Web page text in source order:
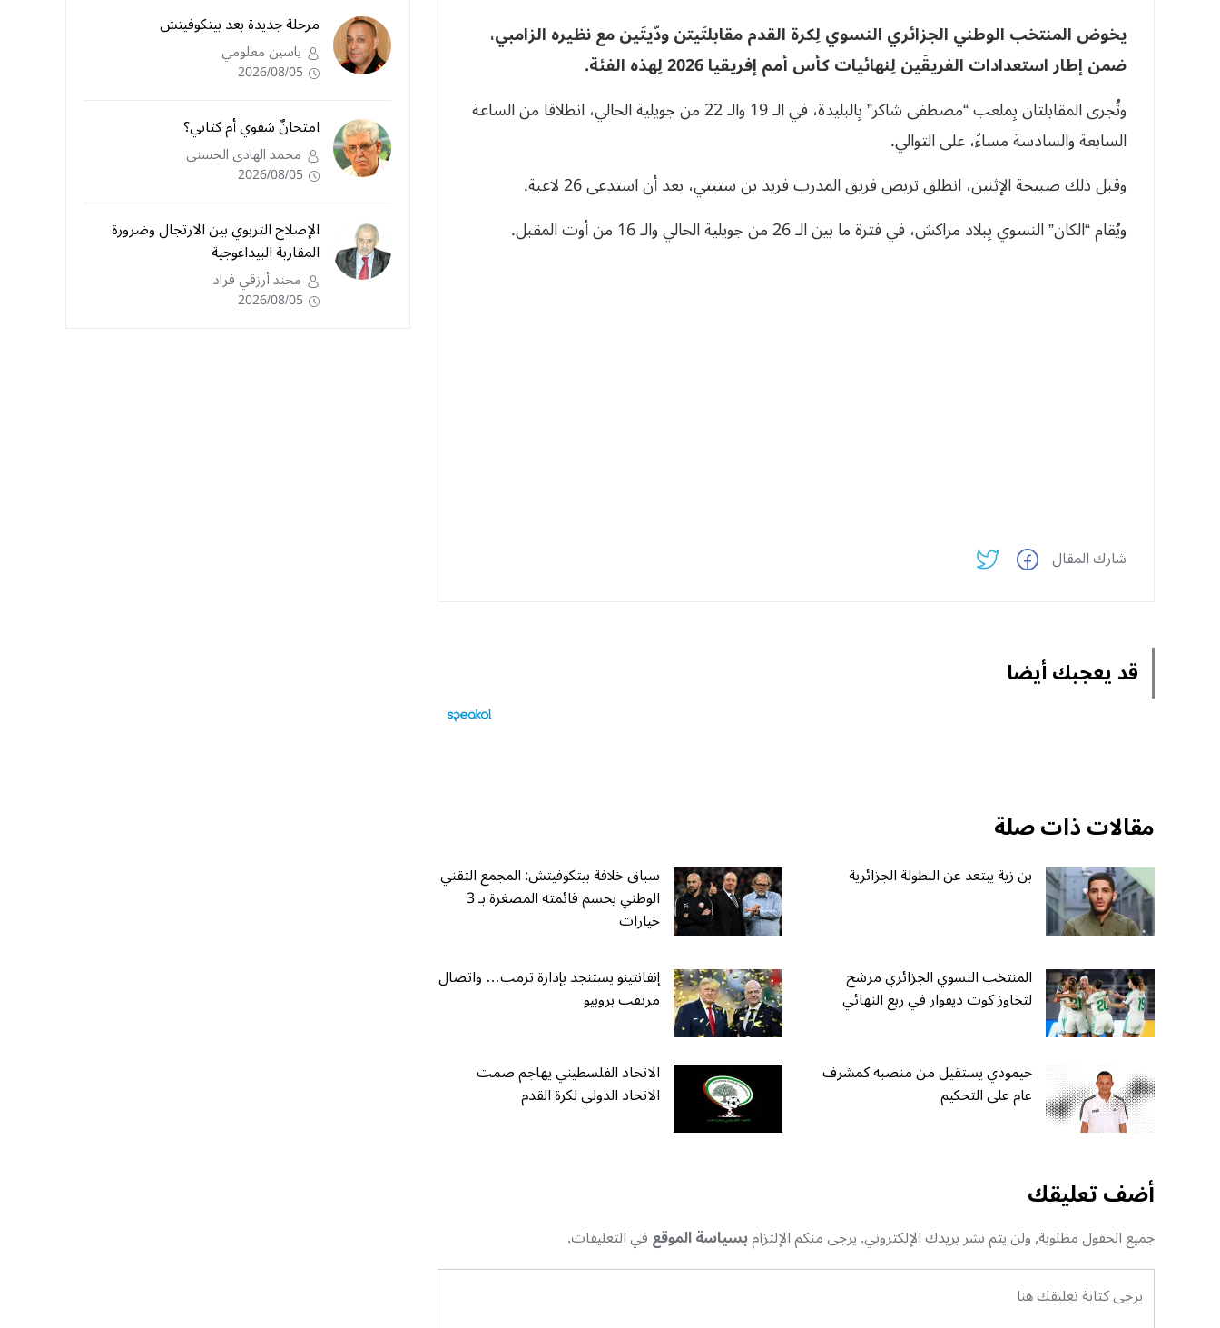
يخوض المنتخب الوطني الجزائري النسوي لِكرة القدم مقابلتَيتن ودّيتَين مع نظيره الزامبي،
ضمن إطار استعدادات الفريقَين لِنهائيات كأس أمم إفريقيا 2026 لِهذه الفئة.
وتُجرى المقابلتان بِملعب “مصطفى شاكر” بِالبليدة، في الـ 19 والـ 22 من جويلية الحالي، انطلاقا من الساعة
السابعة والسادسة مساءً، على التوالي.
وقبل ذلك صبيحة الإثنين، انطلق تربص فريق المدرب فريد بن ستيتي، بعد أن استدعى 26 لاعبة.
ويُقام “الكان” النسوي بِبلاد مراكش، في فترة ما بين الـ 26 من جويلية الحالي والـ 16 من أوت المقبل.
شارك المقال
قد يعجبك أيضا
مقالات ذات صلة
بن زية يبتعد عن البطولة الجزائرية سباق خلافة بيتكوفيتش: المجمع التقني
الوطني يحسم قائمته المصغرة بـ 3
خيارات
المنتخب النسوي الجزائري مرشح
لتجاوز كوت ديفوار في ربع النهائي
إنفانتينو يستنجد بإدارة ترمب… واتصال
مرتقب بروبيو
حيمودي يستقيل من منصبه كمشرف
عام على التحكيم
الاتحاد الفلسطيني يهاجم صمت
الاتحاد الدولي لكرة القدم
أضف تعليقك
جميع الحقول مطلوبة, ولن يتم نشر بريدك الإلكتروني. يرجى منكم الإلتزامبسياسة الموقعفي التعليقات.
مرحلة جديدة بعد بيتكوفيتش
ياسين معلومي
2026/08/05
امتحانٌ شفوي أم كتابي؟
محمد الهادي الحسني
2026/08/05
الإصلاح التربوي بين الارتجال وضرورة
المقاربة البيداغوجية
محند أرزقي فراد
2026/08/05